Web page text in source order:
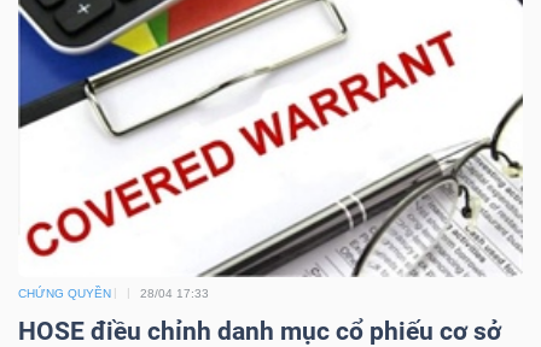
CHỨNG QUYỀN 28/04 17:33
HOSE điều chỉnh danh mục cổ phiếu cơ sở
VIETSTOCKFINANCE
MÔ
NGÀNH